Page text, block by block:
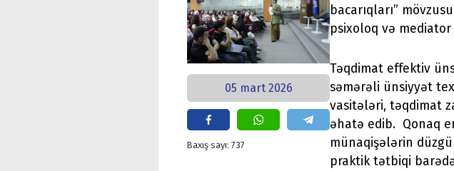
05 mart 2026
Baxış sayı: 737
bacarıqları”
psixoloq və mediator
Təqdimat effektiv
səmərəli ünsiyyət
vasitələri, təqdimat
əhatə edib. Qonaq
münaqişələrin
praktik tətbiqi